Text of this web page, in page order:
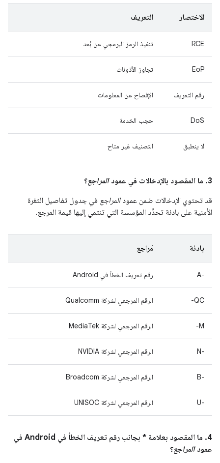
الاختصار التعريف
RCE تنفيذ الرمز البرمجي عن بُعد
EoP تجاوز الأذونات
رقم التعريف الإفصاح عن المعلومات
DoS حجب الخدمة
لا ينطبق التصنيف غير متاح
3. ما المقصود بالإدخالات في عمود المراجع؟
قد تحتوي الإدخالات ضمن عمودالمراجع في جدول تفاصيل الثغرة
الأمنية على بادئة تحدِّد المؤسسة التي تنتمي إليها قيمة المرجع.
بادئة مَراجع
A-‎ رقم تعريف الخطأ في Android
QC- الرقم المرجعي لشركة Qualcomm
M- الرقم المرجعي لشركة MediaTek
‫N-‎ الرقم المرجعي لشركة NVIDIA
B-‎ الرقم المرجعي لشركة Broadcom
U-‎ الرقم المرجعي لشركة UNISOC
4. ما المقصود بعلامة * بجانب رقم تعريف الخطأ في Android في
عمودالمراجع؟